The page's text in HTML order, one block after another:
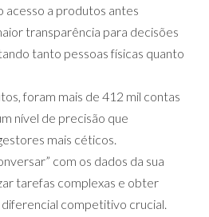
acesso a produtos antes
transparência para decisões
tanto pessoas físicas quanto
foram mais de 412 mil contas
nível de precisão que
mais céticos.
com os dados da sua
tarefas complexas e obter
diferencial competitivo crucial.